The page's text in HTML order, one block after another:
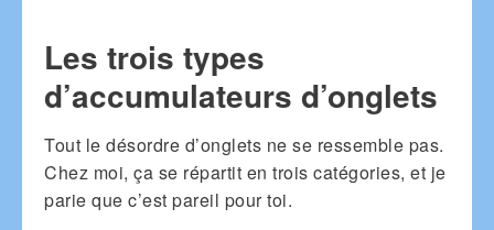
Les trois types
d’accumulateurs d’onglets
Tout le désordre d’onglets ne se ressemble pas.
Chez moi, ça se répartit en trois catégories, et je
parie que c’est pareil pour toi.